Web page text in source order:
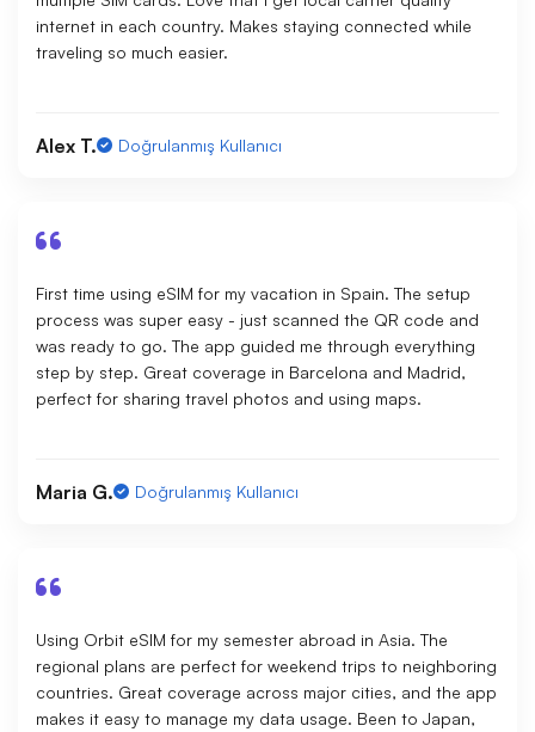
internet in each country. Makes staying connected while
traveling so much easier.
Alex T. Doğrulanmış Kullanıcı
First time using eSIM for my vacation in Spain. The setup
process was super easy - just scanned the QR code and
was ready to go. The app guided me through everything
step by step. Great coverage in Barcelona and Madrid,
perfect for sharing travel photos and using maps.
Maria G. Doğrulanmış Kullanıcı
Using Orbit eSIM for my semester abroad in Asia. The
regional plans are perfect for weekend trips to neighboring
countries. Great coverage across major cities, and the app
makes it easy to manage my data usage. Been to Japan,